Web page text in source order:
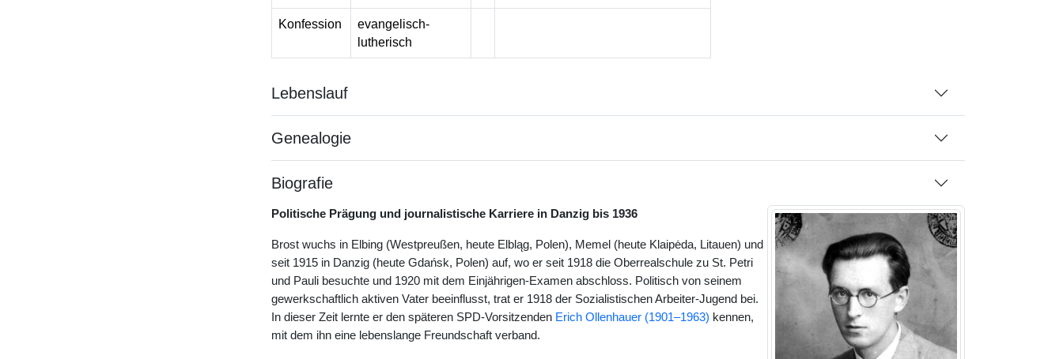
Konfession
evangelisch-
lutherisch
Lebenslauf
Genealogie
Biografie
Politische Prägung und journalistische Karriere in Danzig bis 1936
Brost wuchs in Elbing (Westpreußen, heute Elbląg, Polen), Memel (heute Klaipėda, Litauen) und
seit 1915 in Danzig (heute Gdańsk, Polen) auf, wo er seit 1918 die Oberrealschule zu St. Petri
und Pauli besuchte und 1920 mit dem Einjährigen-Examen abschloss. Politisch von seinem
gewerkschaftlich aktiven Vater beeinflusst, trat er 1918 der Sozialistischen Arbeiter-Jugend bei.
In dieser Zeit lernte er den späteren SPD-Vorsitzenden Erich Ollenhauer (1901–1963) kennen,
mit dem ihn eine lebenslange Freundschaft verband.